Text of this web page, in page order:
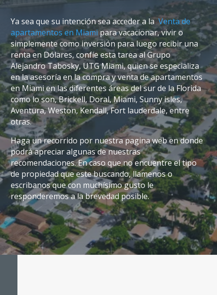
Ya sea que su intención sea acceder a laVenta de
apartamentos en Miamipara vacacionar, vivir o
simplemente como inversión para luego recibir una
renta en Dólares, confíe esta tarea al Grupo
Alejandro Tabosky, UTG Miami, quien se especializa
en la asesoría en la compra y venta de apartamentos
en Miami en las diferentes áreas del sur de la Florida
como lo son, Brickell, Doral, Miami, Sunny isles,
Aventura, Weston, Kendall, Fort lauderdale, entre
otras.
Haga un recorrido por nuestra pagina web en donde
podrá apreciar algunas de nuestras
recomendaciones. En caso que no encuentre el tipo
de propiedad que este buscando, llamenos o
escribanos que con muchísimo gusto le
responderemos a la brevedad posible.